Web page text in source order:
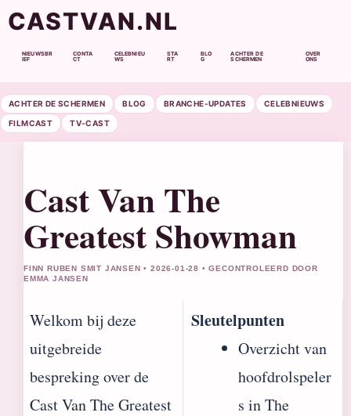
CASTVAN.NL
NIEUWSBR
IEF
CONTA
CT
CELEBNIEU
WS
STA
RT
BLO
G
ACHTER DE
SCHERMEN
OVER
ONS
ACHTER DE SCHERMEN BLOG BRANCHE-UPDATES CELEBNIEUWS
FILMCAST TV-CAST
Cast Van The
Greatest Showman
FINN RUBEN SMIT JANSEN • 2026-01-28 • GECONTROLEERD DOOR
EMMA JANSEN
Welkom bij deze
uitgebreide
bespreking over de
Cast Van The Greatest
Sleutelpunten
Overzicht van
hoofdrolspeler
s in The